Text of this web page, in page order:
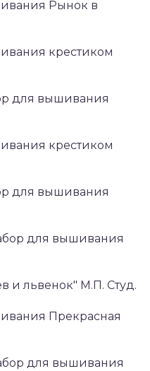
Рынок в
крестиком
для вышивания
крестиком
для вышивания
для вышивания
и львенок" М.П. Студ.
Прекрасная
для вышивания